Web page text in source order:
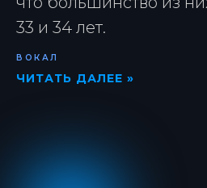
33 и 34 лет.
ВОКАЛ
ЧИТАТЬ ДАЛЕЕ »